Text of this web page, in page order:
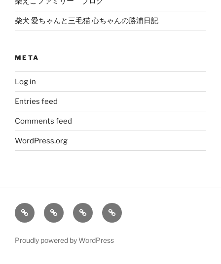
柴犬 愛ちゃんと三毛猫 心ちゃんの勝浦日記
META
Log in
Entries feed
Comments feed
WordPress.org
大
輔
姫
の
旅
レ
笑
う
Proudly powered by WordPress